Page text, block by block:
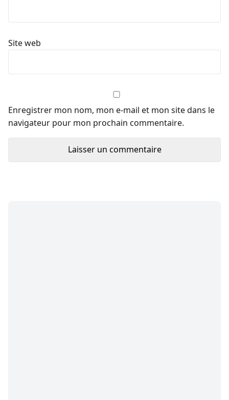
Site web
Enregistrer mon nom, mon e-mail et mon site dans le
navigateur pour mon prochain commentaire.